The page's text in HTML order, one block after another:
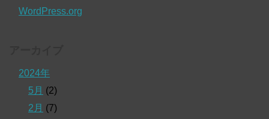
WordPress.org
2024年
5月 (2)
2月 (7)